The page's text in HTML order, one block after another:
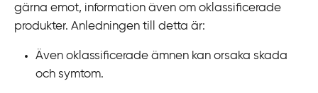
gärna emot, information även om oklassificerade
produkter. Anledningen till detta är:
Även oklassificerade ämnen kan orsaka skada
och symtom.